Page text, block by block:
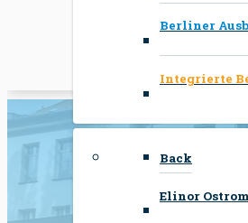
Berliner
Integrierte
Back
Elinor Ostrom